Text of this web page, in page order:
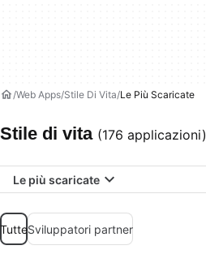
Web Apps Stile Di Vita Le Più Scaricate
Stile di vita (176 applicazioni)
Le più scaricate
TutteSviluppatori partner